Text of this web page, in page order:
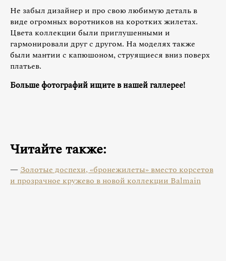
Не забыл дизайнер и про свою любимую деталь в
виде огромных воротников на коротких жилетах.
Цвета коллекции были приглушенными и
гармонировали друг с другом. На моделях также
были мантии с капюшоном, струящиеся вниз поверх
платьев.
Больше фотографий ищите в нашей галлерее!
Читайте также:
—Золотые доспехи, «бронежилеты» вместо корсетов
и прозрачное кружево в новой коллекции Balmain